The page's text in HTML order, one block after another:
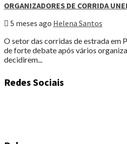
ORGANIZADORES DE CORRIDA
5 meses ago Helena Santos
O setor das corridas de estrada em
de forte debate após vários
decidirem...
Redes Sociais